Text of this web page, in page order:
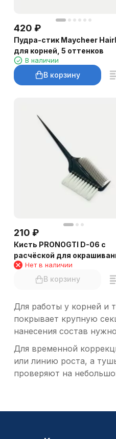
420 ₽
Пудра-стик Maycheer
для корней, 5 оттенков
В наличии
В корзину
210 ₽
Кисть PRONOGTI D-06 с
расчёской для
Нет в наличии
В корзину
Для работы у корней и
покрывает крупную
нанесения состав
Для временной
или линию роста, а
проверяют на